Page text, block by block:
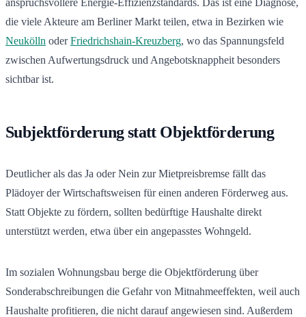
die viele Akteure am Berliner Markt teilen, etwa in Bezirken wie
Neukölln oderFriedrichshain-Kreuzberg, wo das Spannungsfeld
zwischen Aufwertungsdruck und Angebotsknappheit besonders
sichtbar ist.
Subjektförderung statt Objektförderung
Deutlicher als das Ja oder Nein zur Mietpreisbremse fällt das
Plädoyer der Wirtschaftsweisen für einen anderen Förderweg aus.
Statt Objekte zu fördern, sollten bedürftige Haushalte direkt
unterstützt werden, etwa über ein angepasstes Wohngeld.
Im sozialen Wohnungsbau berge die Objektförderung über
Sonderabschreibungen die Gefahr von Mitnahmeeffekten, weil auch
Haushalte profitieren, die nicht darauf angewiesen sind. Außerdem